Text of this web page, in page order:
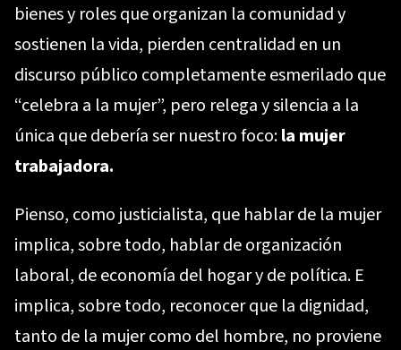
bienes y roles que organizan la comunidad y
sostienen la vida, pierden centralidad en un
discurso público completamente esmerilado que
“celebra a la mujer”, pero relega y silencia a la
única que debería ser nuestro foco:la mujer
trabajadora.
Pienso, como justicialista, que hablar de la mujer
implica, sobre todo, hablar de organización
laboral, de economía del hogar y de política. E
implica, sobre todo, reconocer que la dignidad,
tanto de la mujer como del hombre, no proviene